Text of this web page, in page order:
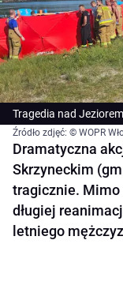
Tragedia nad
Źródło zdjęć: © WOPR
Dramatyczna
Skrzyneckim
tragicznie.
długiej
letniego